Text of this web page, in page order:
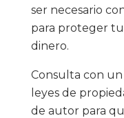
ser necesario
para proteger
dinero.
Consulta con
leyes de
de autor para